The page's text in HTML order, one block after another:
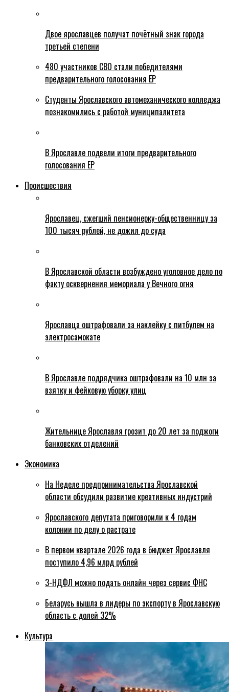
Двое ярославцев получат почётный знак города
третьей степени
480 участников СВО стали победителями
предварительного голосования ЕР
Студенты Ярославского автомеханического колледжа
познакомились с работой муниципалитета
В Ярославле подвели итоги предварительного
голосования ЕР
Происшествия
Ярославец, сжегший пенсионерку-общественницу за
100 тысяч рублей, не дожил до суда
В Ярославской области возбуждено уголовное дело по
факту осквернения мемориала у Вечного огня
Ярославца оштрафовали за наклейку с питбулем на
электросамокате
В Ярославле подрядчика оштрафовали на 10 млн за
взятку и фейковую уборку улиц
Жительнице Ярославля грозит до 20 лет за поджоги
банковских отделений
Экономика
На Неделе предпринимательства Ярославской
области обсудили развитие креативных индустрий
Ярославского депутата приговорили к 4 годам
колонии по делу о растрате
В первом квартале 2026 года в бюджет Ярославля
поступило 4,96 млрд рублей
3-НДФЛ можно подать онлайн через сервис ФНС
Беларусь вышла в лидеры по экспорту в Ярославскую
область с долей 32%
Культура